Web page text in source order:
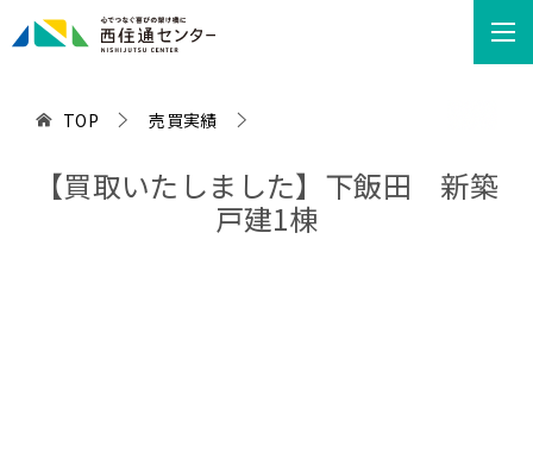
TOP 売買実績
【買取いたしました】下飯田 新築
戸建1棟